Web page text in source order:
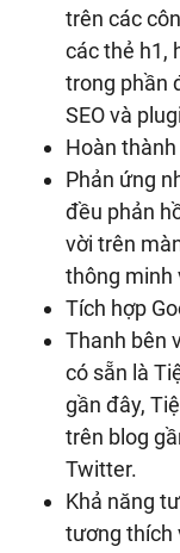
trên các
các thẻ h1,
trong phần
SEO và
Hoàn
Phản ứng
đều phản
vời trên
thông minh
Tích hợp
Thanh bên
có sẵn là
gần đây,
trên blog
Twitter.
Khả năng
tương thích